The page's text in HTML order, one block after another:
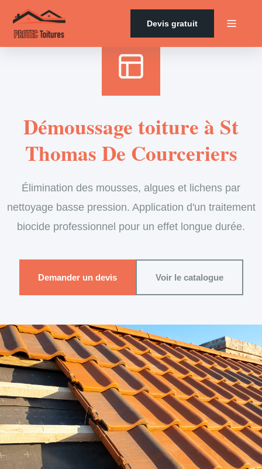
Devis gratuit
Démoussage toiture à St
Thomas De Courceriers
Élimination des mousses, algues et lichens par
nettoyage basse pression. Application d'un traitement
biocide professionnel pour un effet longue durée.
Demander un devis Voir le catalogue